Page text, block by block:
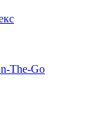
The-Go